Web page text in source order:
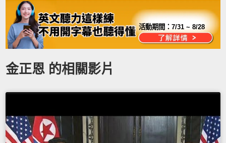
活動期間：7/31 ~ 8/28
金正恩 的相關影片